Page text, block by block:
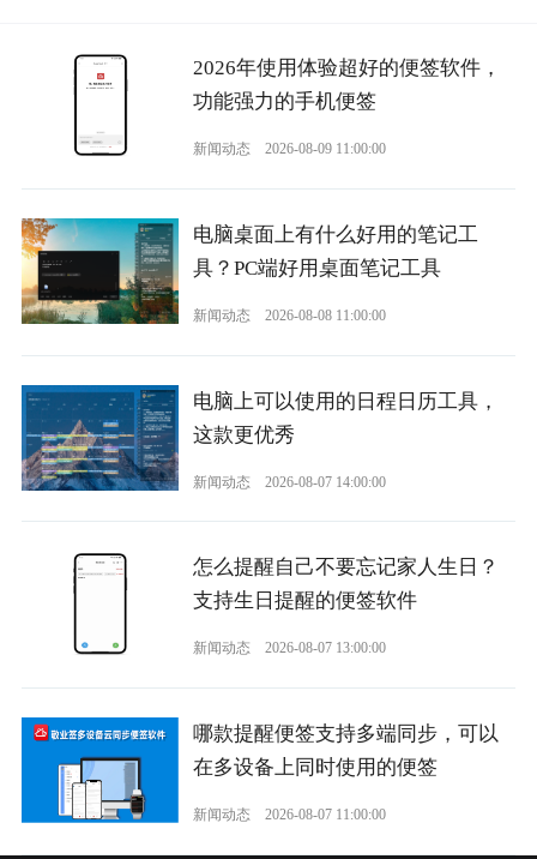
2026年使用体验超好的便签软件，
功能强力的手机便签
新闻动态 2026-08-09 11:00:00
电脑桌面上有什么好用的笔记工
具？PC端好用桌面笔记工具
新闻动态 2026-08-08 11:00:00
电脑上可以使用的日程日历工具，
这款更优秀
新闻动态 2026-08-07 14:00:00
怎么提醒自己不要忘记家人生日？
支持生日提醒的便签软件
新闻动态 2026-08-07 13:00:00
哪款提醒便签支持多端同步，可以
在多设备上同时使用的便签
新闻动态 2026-08-07 11:00:00